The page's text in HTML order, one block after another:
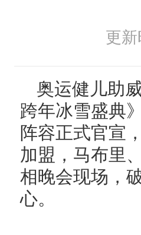
更新
奥运健儿助
跨年冰雪盛典
阵容正式官宣
加盟，马布里
相晚会现场，
心。